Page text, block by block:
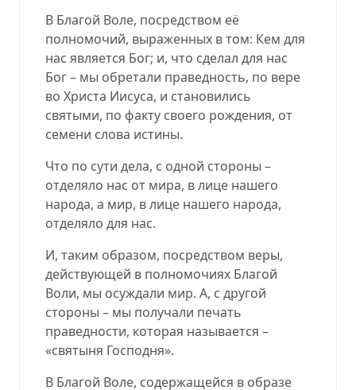
В Благой Воле, посредством её
полномочий, выраженных в том: Кем для
нас является Бог; и, что сделал для нас
Бог – мы обретали праведность, по вере
во Христа Иисуса, и становились
святыми, по факту своего рождения, от
семени слова истины.
Что по сути дела, с одной стороны –
отделяло нас от мира, в лице нашего
народа, а мир, в лице нашего народа,
отделяло для нас.
И, таким образом, посредством веры,
действующей в полномочиях Благой
Воли, мы осуждали мир. А, с другой
стороны – мы получали печать
праведности, которая называется –
«святыня Господня».
В Благой Воле, содержащейся в образе